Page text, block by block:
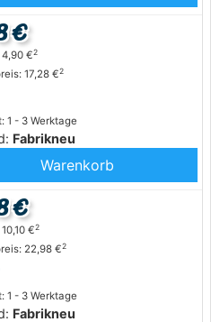
1 - 3 Werktage
Fabrikneu
€
4,90 €2
17,28 €2
Warenkorb
1 - 3 Werktage
Fabrikneu
€
€2
22,98 €2